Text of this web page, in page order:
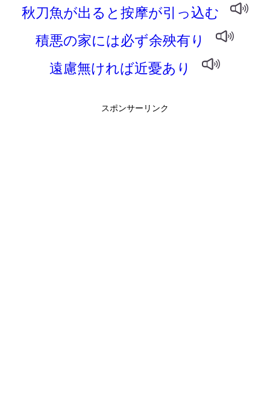
秋刀魚が出ると按摩が引っ込む
積悪の家には必ず余殃有り
遠慮無ければ近憂あり
スポンサーリンク